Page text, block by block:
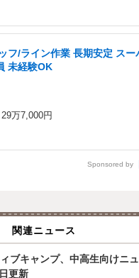
フ/ライン作業 長期安定 スー
未経験OK
万7,000円
Sponsored by
関連ニュース
ブキャンプ、中高生向けニ
更新